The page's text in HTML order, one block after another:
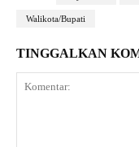
Walikota/Bupati
TINGGALKAN